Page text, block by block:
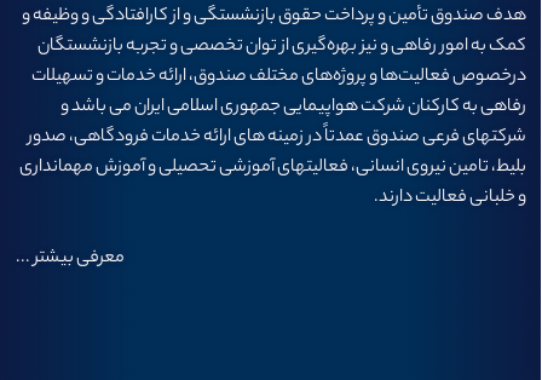
هدف صندوق تأمين و پرداخت حقوق بازنشستگی و از كارافتادگی و وظيفه و
كمک به امور رفاهی و نيز بهره‌گيری از توان تخصصی و تجربه بازنشستگان
درخصوص فعاليت‌ها و پروژه‌های مختلف صندوق، ارائه خدمات و تسهيلات
رفاهی به كاركنان شركت هواپيمايی جمهوری اسلامی ايران می باشد و
شرکتهای فرعی صندوق عمدتاً در زمینه های ارائه خدمات فرودگاهی، صدور
بلیط، تامین نیروی انسانی، فعالیتهای آموزشی تحصیلی و آموزش مهمانداری
و خلبانی فعالیت دارند.
معرفی بیشتر...